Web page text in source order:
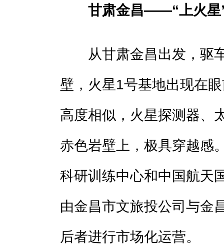
甘肃金昌——“上火星
从甘肃金昌出发，驱车
壁，火星1号基地出现在
高度相似，火星探测器、
赤色岩壁上，极具穿越感
科研训练中心和中国航天
由金昌市文旅投公司与金
后者进行市场化运营。